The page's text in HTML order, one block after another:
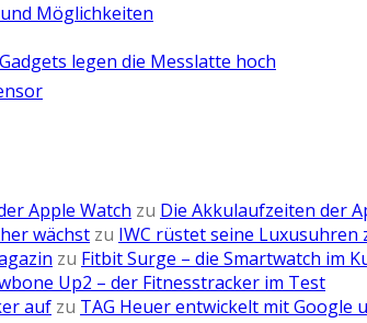
Möglichkeiten
Gadgets legen die Messlatte hoch
Apple Watch zu Die Akkulaufzeiten der
wächst zu IWC rüstet seine Luxusuhren
zu Fitbit Surge – die Smartwatch im
Up2 – der Fitnesstracker im Test
auf zu TAG Heuer entwickelt mit Google